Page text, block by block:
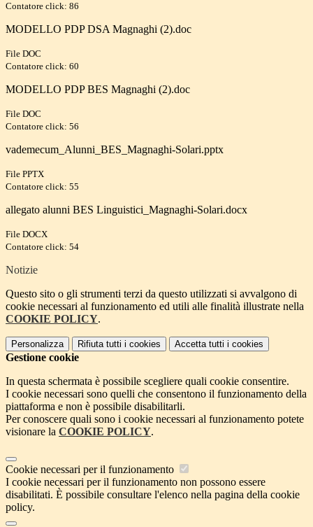
Contatore click: 86
MODELLO PDP DSA Magnaghi (2).doc
File DOC
Contatore click: 60
MODELLO PDP BES Magnaghi (2).doc
File DOC
Contatore click: 56
vademecum_Alunni_BES_Magnaghi-Solari.pptx
File PPTX
Contatore click: 55
allegato alunni BES Linguistici_Magnaghi-Solari.docx
File DOCX
Contatore click: 54
Notizie
Questo sito o gli strumenti terzi da questo utilizzati si avvalgono di
cookie necessari al funzionamento ed utili alle finalità illustrate nella
COOKIE POLICY.
Personalizza Rifiuta tutti i cookies Accetta tutti i cookies
Gestione cookie
In questa schermata è possibile scegliere quali cookie consentire.
I cookie necessari sono quelli che consentono il funzionamento della
piattaforma e non è possibile disabilitarli.
Per conoscere quali sono i cookie necessari al funzionamento potete
visionare la COOKIE POLICY.
Cookie necessari per il funzionamento
I cookie necessari per il funzionamento non possono essere
disabilitati. È possibile consultare l'elenco nella pagina della cookie
policy.